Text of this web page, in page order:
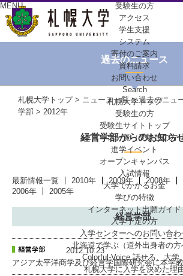
MENU
受験生の方
アクセス
学生支援
システム
寄付のご案内
資料請求
お問い合わせ
Search
札幌大学トップ
受験生の方
受験生サイトトップ
ニュース一覧（受験生の方
進学イベント
オープンキャンパス
入試情報
大学でかかるお金
学びの特徴
インターネット出願ガイド
入学予定の方
入学センターへのお問い合わ
北海道で学ぶ （道外出身者の方
Colorful-Voice話せる、大学
札幌大学に入学を決めた理
過去のニュース
札幌大学トップ> ニュース一覧>過去のニュ
学部 > 2012年
経営学部からのお知ら
最新情報一覧 2010年 2009年 2008年
2006年
2005年
経営学部
2012.10.23
アジア太平洋商学及び経営学国際研究会に本学